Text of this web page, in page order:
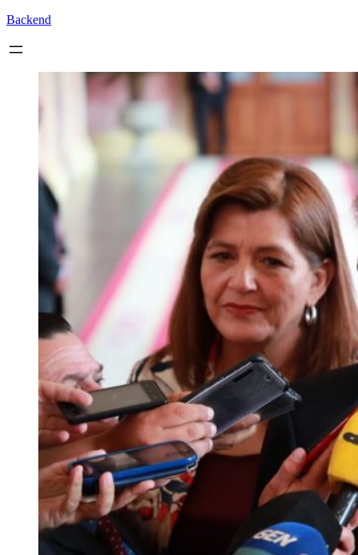
Backend